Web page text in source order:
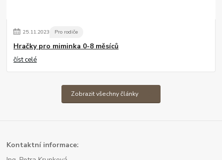
25.11.2023 Pro rodiče
Hračky pro miminka 0-8 měsíců
číst celé
Zobrazit všechny články
Kontaktní informace: